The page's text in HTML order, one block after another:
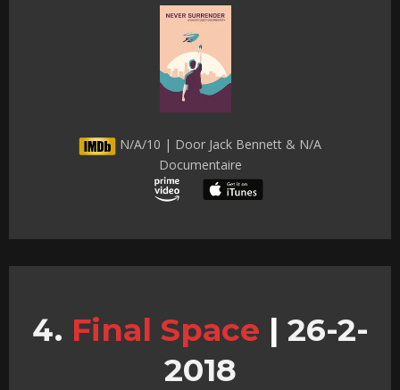
N/A/10 | Door Jack Bennett & N/A
Documentaire
Final Space | 26-2-
2018